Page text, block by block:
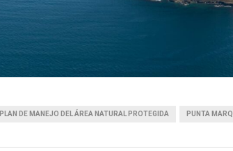
PLAN DE MANEJO DEL ÁREA NATURAL PROTEGIDA PUNTA